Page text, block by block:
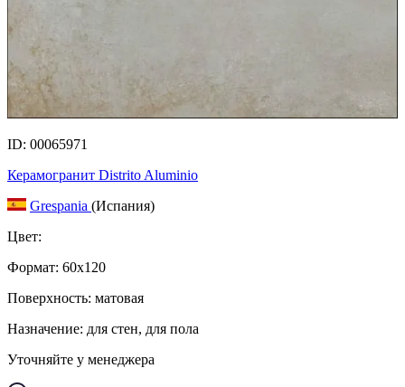
ID: 00065971
Керамогранит Distrito Aluminio
Grespania (Испания)
Цвет:
Формат: 60x120
Поверхность: матовая
Назначение: для стен, для пола
Уточняйте у менеджера